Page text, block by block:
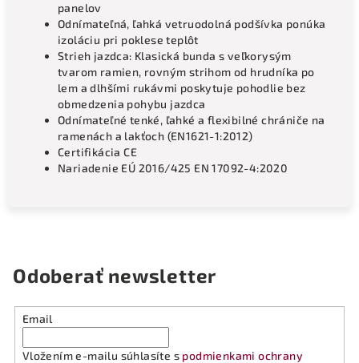
panelov
Odnímateľná, ľahká vetruodolná podšívka ponúka
izoláciu pri poklese teplôt
Strieh jazdca: Klasická bunda s veľkorysým
tvarom ramien, rovným strihom od hrudníka po
lem a dlhšími rukávmi poskytuje pohodlie bez
obmedzenia pohybu jazdca
Odnímateľné tenké, ľahké a flexibilné chrániče na
ramenách a lakťoch (EN1621-1:2012)
Certifikácia CE
Nariadenie EÚ 2016/425 EN 17092-4:2020
Odoberať newsletter
Email
Vložením e-mailu súhlasíte s podmienkami ochrany